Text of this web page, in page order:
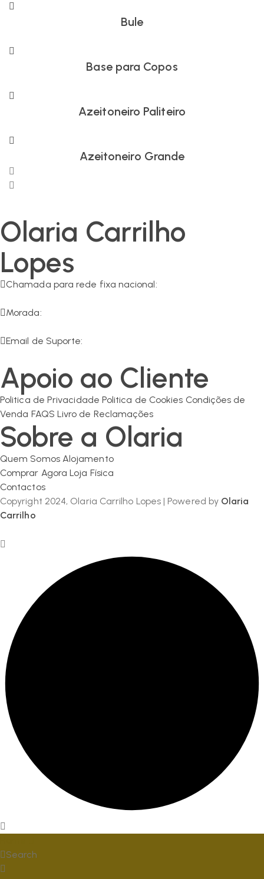
Bule
Base para Copos
Azeitoneiro Paliteiro
Azeitoneiro Grande
Olaria Carrilho
Lopes
Chamada para rede fixa nacional:
Morada:
Email de Suporte:
Apoio ao Cliente
Politica de Privacidade Politica de Cookies Condições de
Venda FAQS Livro de Reclamações
Sobre a Olaria
Quem Somos Alojamento
Comprar Agora Loja Física
Contactos
Copyright 2024, Olaria Carrilho Lopes | Powered by Olaria
Carrilho
Search